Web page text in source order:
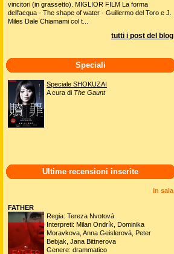
vincitori (in grassetto). MIGLIOR FILM La forma
dell'acqua - The shape of water - Guillermo del Toro e J.
Miles Dale Chiamami col t...
tutti i post del blog
Speciali
Speciale SHOKUZAI
A cura di The Gaunt
Ultime recensioni inserite
in sala
FATHER
Regia: Tereza Nvotová
Interpreti: Milan Ondrík, Dominika
Moravkova, Anna Geislerová, Peter
Bebjak, Jana Bittnerova
Genere: drammatico